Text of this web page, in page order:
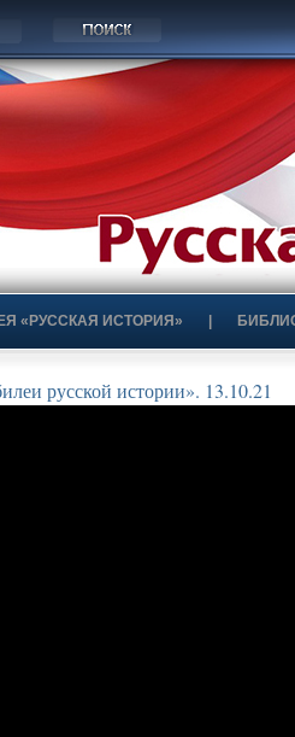
«РУССКАЯ ИСТОРИЯ»
русской истории». 13.10.21